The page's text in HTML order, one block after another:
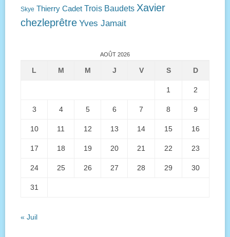
Skye Thierry Cadet Trois Baudets Xavier
chezleprêtre Yves Jamait
AOÛT 2026
L M M J V S D
1 2
3 4 5 6 7 8 9
10 11 12 13 14 15 16
17 18 19 20 21 22 23
24 25 26 27 28 29 30
31
« Juil